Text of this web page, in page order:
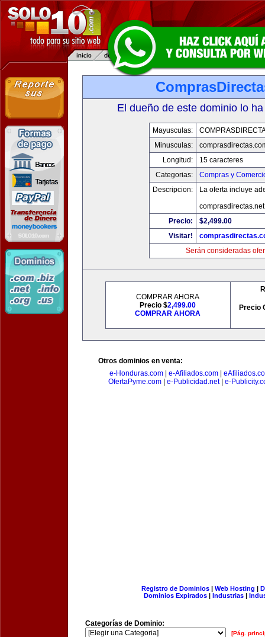
El dueño de este dominio lo
Mayusculas:
Minusculas:
Longitud:
15 caracteres
Categorias:
Compras y
Descripcion:
La oferta incluye
Precio:
$2,499.00
Visitar!
Serán consideradas
COMPRAR AHORA
Precio $2,499.00
COMPRAR AHORA
Precio
Otros dominios en venta:
e-Honduras.com| e-Afiliados.com|
OfertaPyme.com| e-Publicidad.net| e-
Registro de Dominios| Web Hosting |
Dominios Expirados | Industrias |
Categorías de Dominio:
[Pág.